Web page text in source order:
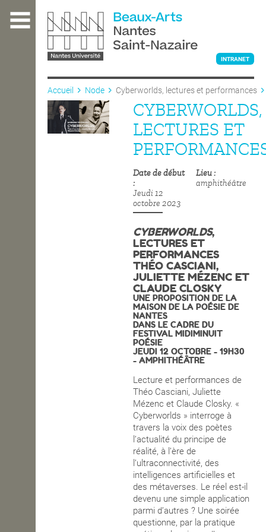
contenu
L'ÉCOLE
INTRANET
Accueil Node Cyberworlds, lectures et performances
CYBERWORLDS,
LECTURES ET
Date de début
Jeudi 12
octobre 2023
Lieu
amphithéâtre
CYBERWORLDS,
LECTURES ET
PERFORMANCES
THÉO CASCIANI,
JULIETTE MÉZENC ET
CLAUDE CLOSKY
UNE PROPOSITION DE LA
MAISON DE LA POÉSIE DE
NANTES
DANS LE CADRE DU
FESTIVAL MIDIMINUIT
POÉSIE
JEUDI 12 OCTOBRE - 19H30
- AMPHITHÉÂTRE
Lecture et performances de
Théo Casciani, Juliette
Mézenc et Claude Closky. «
Cyberworlds » interroge à
travers la voix des poètes
l’actualité du principe de
réalité, à l’ère de
l’ultraconnectivité, des
intelligences artificielles et
des métaverses. Le réel est-il
devenu une simple application
parmi d’autres ? Une soirée
questionne, par la pratique